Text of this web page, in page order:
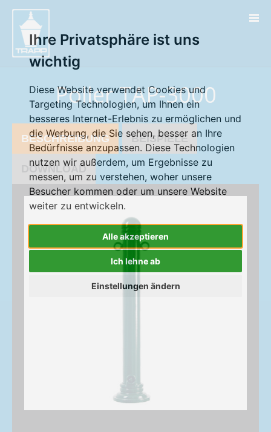
Ihre Privatsphäre ist uns
wichtig
Diese Website verwendet Cookies und
Targeting Technologien, um Ihnen ein
besseres Internet-Erlebnis zu ermöglichen und
die Werbung, die Sie sehen, besser an Ihre
Bedürfnisse anzupassen. Diese Technologien
nutzen wir außerdem, um Ergebnisse zu
messen, um zu verstehen, woher unsere
Besucher kommen oder um unsere Website
weiter zu entwickeln.
Alle akzeptieren
Ich lehne ab
Einstellungen ändern
Poller TAP-3000
BESCHREIBUNG BEISPIELE
DOWNLOAD